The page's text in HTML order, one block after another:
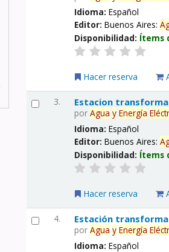
Idioma:Español
Editor:Buenos Aires:
Disponibilidad: Ítems
Hacer reserva
3. Estacion
porAgua y Energía
Idioma:Español
Editor:Buenos Aires:
Disponibilidad: Ítems
Hacer reserva
4. Estación
porAgua y Energía
Idioma:Español